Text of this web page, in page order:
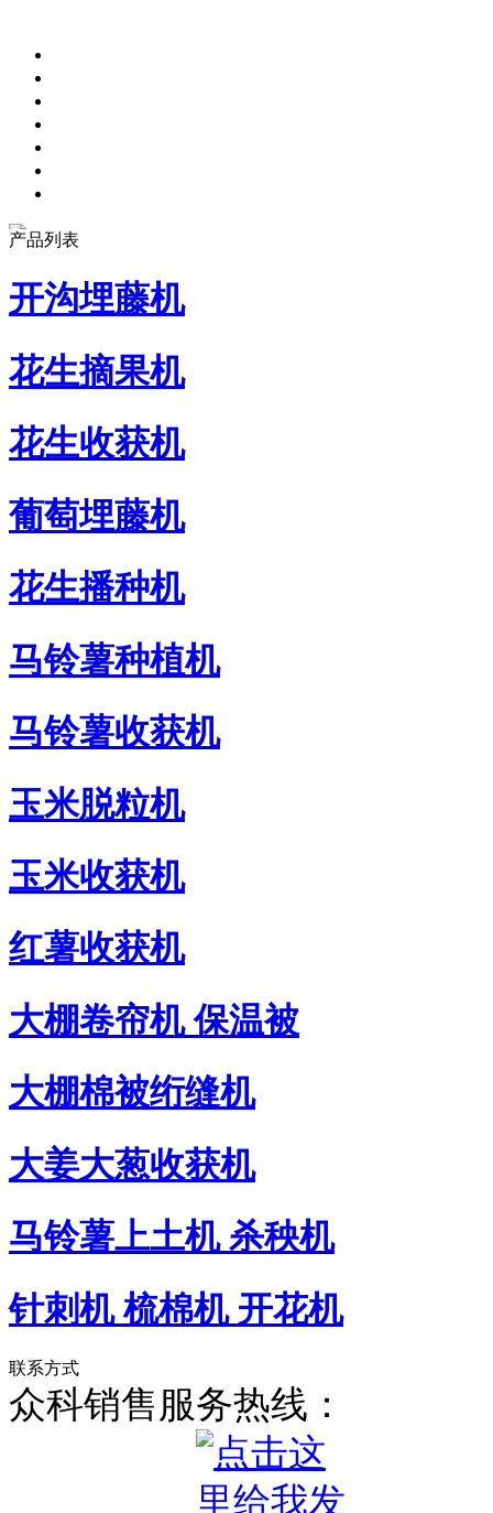
产品列表
开沟埋藤机
花生摘果机
花生收获机
葡萄埋藤机
花生播种机
马铃薯种植机
马铃薯收获机
玉米脱粒机
玉米收获机
红薯收获机
大棚卷帘机 保温被
大棚棉被绗缝机
大姜大葱收获机
马铃薯上土机 杀秧机
针刺机 梳棉机 开花机
联系方式
众科销售服务热线：